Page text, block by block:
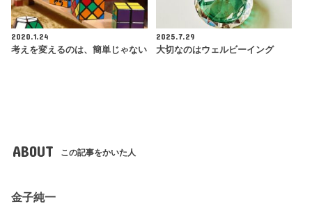
2020.1.24
考えを変えるのは、簡単じゃない
2025.7.29
大切なのはウェルビーイング
ABOUT この記事をかいた人
金子純一